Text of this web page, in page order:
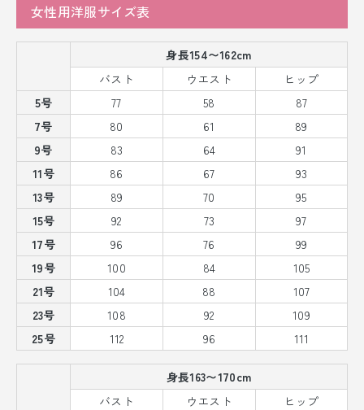
女性用洋服サイズ表
身長154〜162cm
バスト
ウエスト
ヒップ
5号
77 58
87
7号
80 61
89
9号
83 64
91
11号
86 67
93
13号
89 70
95
15号
92 73
97
17号
96 76
99
19号
100 84
105
21号
104 88
107
23号
108 92
109
25号
112 96 111
身長163〜170cm
バスト
ウエスト
ヒップ